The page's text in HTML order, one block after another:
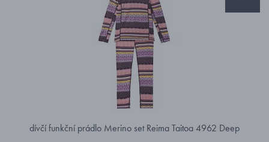
dívčí funkční prádlo Merino set Reima Taitoa 4962 Deep